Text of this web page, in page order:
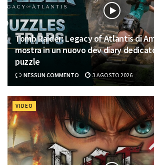
Tomb Raider: Legacy of Atlantis di
mostra in un nuovo dev diary
puzzle
NESSUN COMMENTO 3 AGOSTO 2026
VIDEO